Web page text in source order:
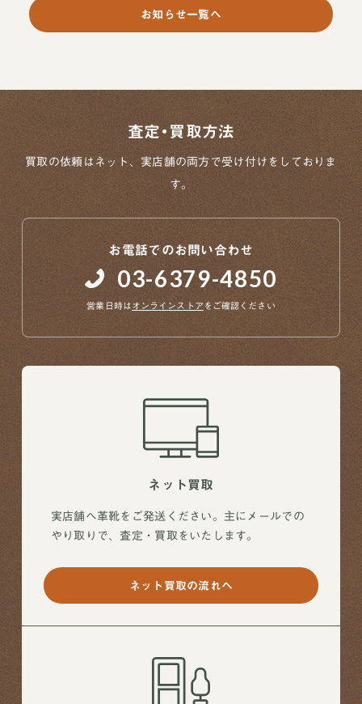
お知らせ一覧へ
査定・買取方法
買取の依頼はネット、実店舗の両方で受け付けをしておりま
す。
お電話でのお問い合わせ
03-6379-4850
営業日時はオンラインストア をご確認ください
ネット買取
実店舗へ革靴をご発送ください。主にメールでの
やり取りで、査定・買取をいたします。
ネット買取の流れへ